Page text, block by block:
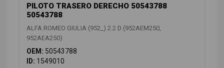
PILOTO TRASERO DERECHO 50543788
50543788
ALFA ROMEO GIULIA (952_) 2.2 D (952AEM250,
952AEA250)
OEM: 50543788
ID: 1549010